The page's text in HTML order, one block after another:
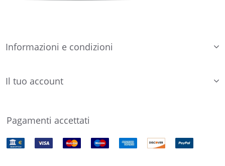
Informazioni e condizioni
Il tuo account
Pagamenti accettati